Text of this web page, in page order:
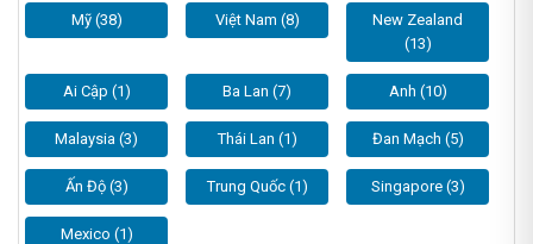
Mỹ (38) Việt Nam (8)
New Zealand
(13)
Ai Cập (1) Ba Lan (7) Anh (10)
Malaysia (3) Thái Lan (1) Đan Mạch (5)
Ấn Độ (3) Trung Quốc (1) Singapore (3)
Mexico (1)